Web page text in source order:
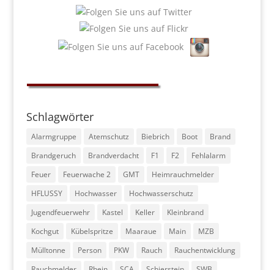
Schlagwörter
Alarmgruppe Atemschutz Biebrich Boot
Brand
Brandgeruch
Brandverdacht F1 F2
Fehlalarm
Feuer
Feuerwache 2 GMT
Heimrauchmelder
HFLUSSY
Hochwasser
Hochwasserschutz
Jugendfeuerwehr
Kastel Keller
Kleinbrand
Kochgut
Kübelspritze Maaraue Main
MZB
Mülltonne
Person PKW Rauch
Rauchentwicklung